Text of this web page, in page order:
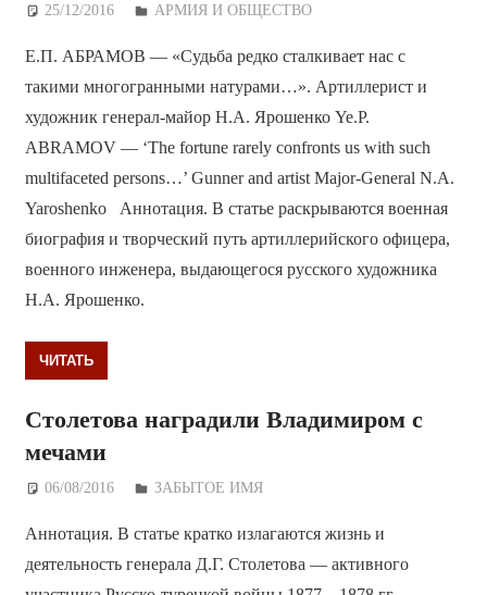
25/12/2016 Дежурный по Редакции
АРМИЯ И ОБЩЕСТВО
Е.П. АБРАМОВ — «Судьба редко сталкивает нас с
такими многогранными натурами…». Артиллерист и
художник генерал-майор Н.А. Ярошенко Ye.P.
ABRAMOV — ‘The fortune rarely confronts us with such
multifaceted persons…’ Gunner and artist Major-General N.A.
Yaroshenko Аннотация. В статье раскрываются военная
биография и творческий путь артиллерийского офицера,
военного инженера, выдающегося русского художника
Н.А. Ярошенко.
ЧИТАТЬ
Столетова наградили Владимиром с
мечами
06/08/2016 Дежурный по Редакции
ЗАБЫТОЕ ИМЯ
Аннотация. В статье кратко излагаются жизнь и
деятельность генерала Д.Г. Столетова — активного